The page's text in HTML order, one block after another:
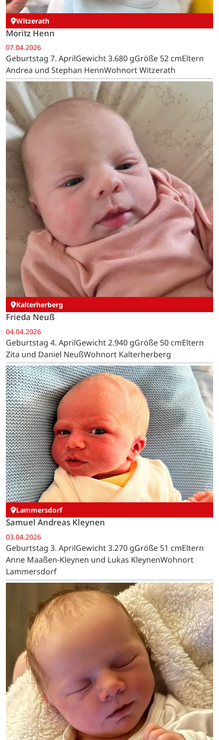
Witzerath
Moritz Henn
07.04.2026
Geburtstag 7. AprilGewicht 3.680 gGröße 52 cmEltern
Andrea und Stephan HennWohnort Witzerath
Kalterherberg
Frieda Neuß
04.04.2026
Geburtstag 4. AprilGewicht 2.940 gGröße 50 cmEltern
Zita und Daniel NeußWohnort Kalterherberg
Lammersdorf
Samuel Andreas Kleynen
03.04.2026
Geburtstag 3. AprilGewicht 3.270 gGröße 51 cmEltern
Anne Maaßen-Kleynen und Lukas KleynenWohnort
Lammersdorf